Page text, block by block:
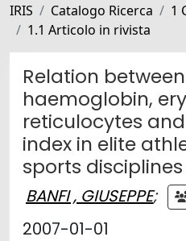
IRIS Catalogo Ricerca
1
1.1 Articolo in rivista
Relation
haemoglobin,
reticulocytes
index in elite
sports disciplines
BANFI , GIUSEPPE;
2007-01-01